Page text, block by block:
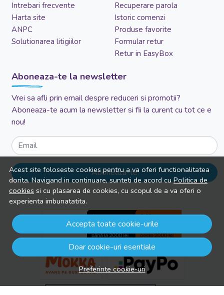
Acest site foloseste cookies pentru a va oferi functionalitatea
dorita. Navigand in continuare, sunteti de acord cuPolitica de
cookies si cu plasarea de cookies, cu scopul de a va oferi o
experienta imbunatatita.
Accepta toate cookie-urile
Doar cookie-uri esentiale
Preferinte cookie-uri
Intrebari frecvente
Harta site
ANPC
Solutionarea litigiilor
Recuperare parola
Istoric comenzi
Produse favorite
Formular retur
Retur in EasyBox
Aboneaza-te la newsletter
Vrei sa afli prin email despre reduceri si promotii?
Aboneaza-te acum la newsletter si fii la curent cu tot ce e
nou!
Email
Aboneaza-te